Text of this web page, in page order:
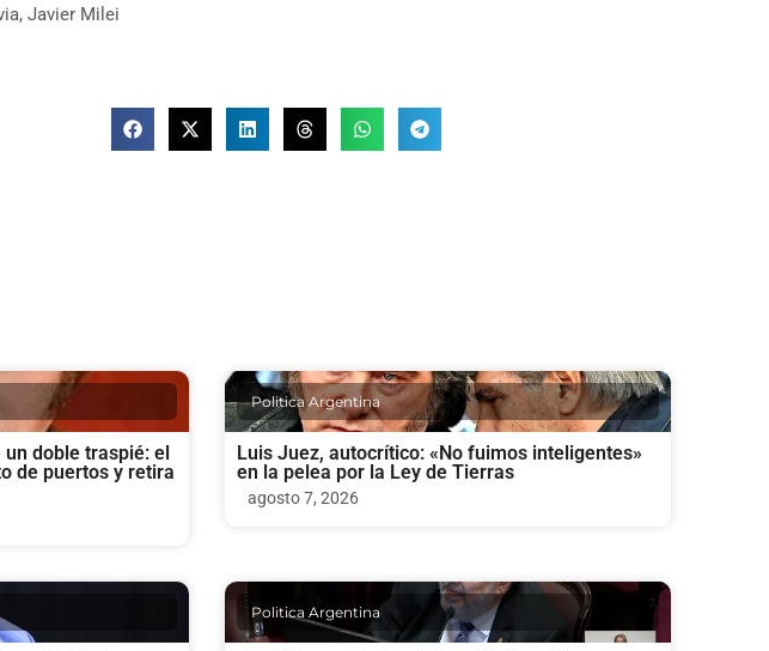
, Javier Milei
doble traspié: el
de puertos y retira
Politica Argentina
Luis Juez, autocrítico: «No fuimos inteligentes»
en la pelea por la Ley de Tierras
agosto 7, 2026
Politica Argentina